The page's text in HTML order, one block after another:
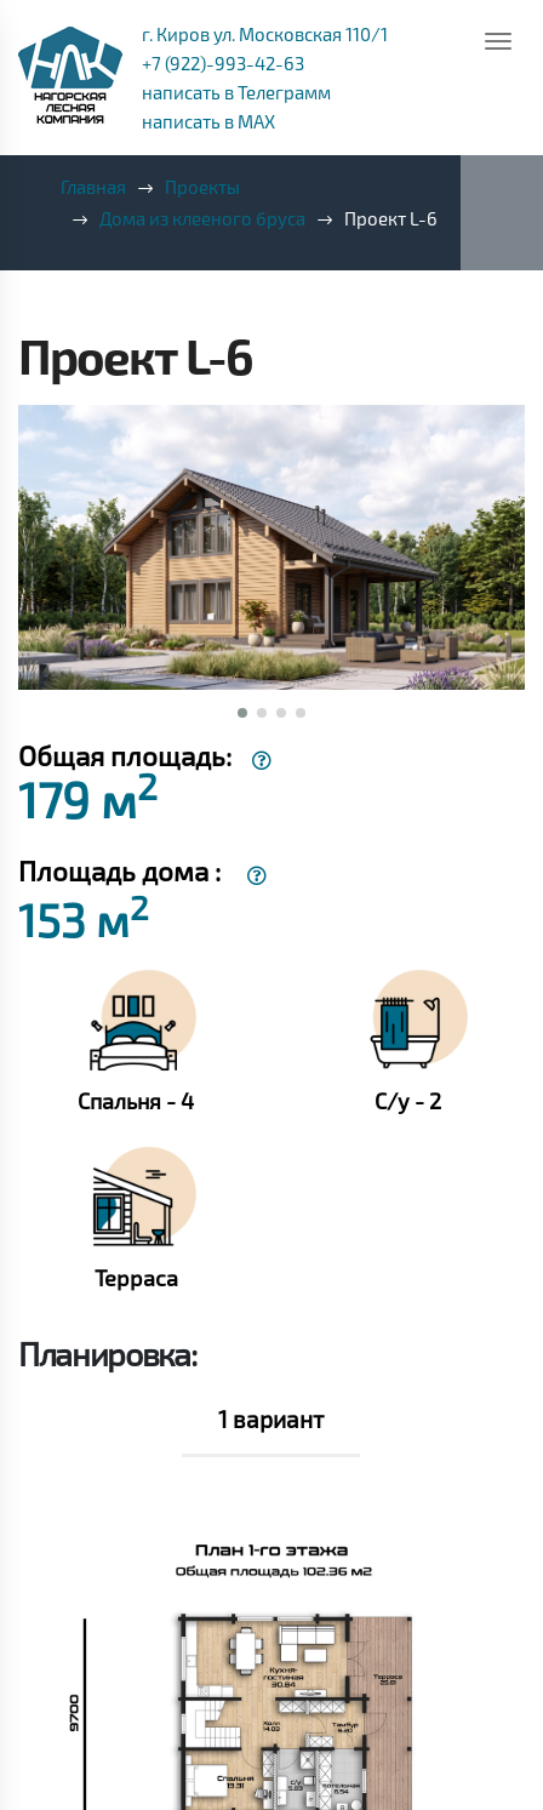
г. Киров ул. Московская 110/1
+7 (922)-993-42-63
написать в Телеграмм
написать в MAX
Главная
Проекты
Дома из клееного бруса
Проект L-6
Проект L-6
Общая площадь:
179 м2
Площадь дома :
153 м2
Спальня - 4 С/у - 2
Терраса
Планировка:
1 вариант